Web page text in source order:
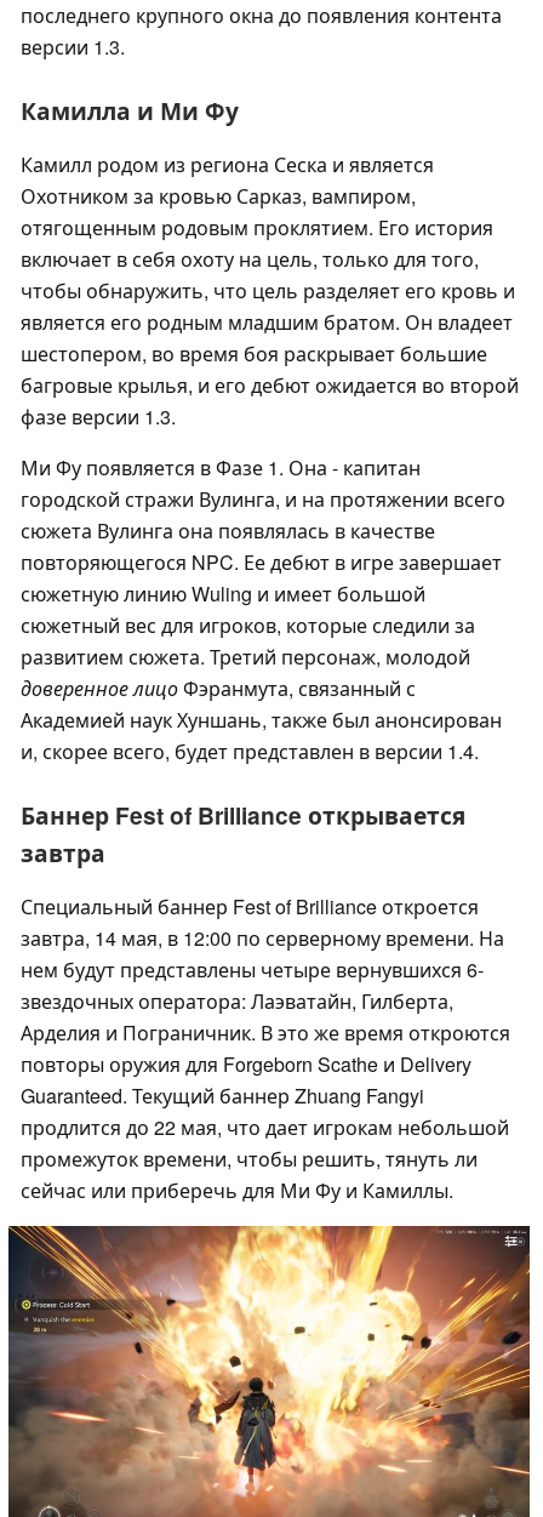
последнего крупного окна до появления контента
версии 1.3.
Камилла и Ми Фу
Камилл родом из региона Сеска и является
Охотником за кровью Сарказ, вампиром,
отягощенным родовым проклятием. Его история
включает в себя охоту на цель, только для того,
чтобы обнаружить, что цель разделяет его кровь и
является его родным младшим братом. Он владеет
шестопером, во время боя раскрывает большие
багровые крылья, и его дебют ожидается во второй
фазе версии 1.3.
Ми Фу появляется в Фазе 1. Она - капитан
городской стражи Вулинга, и на протяжении всего
сюжета Вулинга она появлялась в качестве
повторяющегося NPC. Ее дебют в игре завершает
сюжетную линию Wuling и имеет большой
сюжетный вес для игроков, которые следили за
развитием сюжета. Третий персонаж, молодой
доверенное лицоФэранмута, связанный с
Академией наук Хуншань, также был анонсирован
и, скорее всего, будет представлен в версии 1.4.
Баннер Fest of Brilliance открывается
завтра
Специальный баннер Fest of Brilliance откроется
завтра, 14 мая, в 12:00 по серверному времени. На
нем будут представлены четыре вернувшихся 6-
звездочных оператора: Лаэватайн, Гилберта,
Арделия и Пограничник. В это же время откроются
повторы оружия для Forgeborn Scathe и Delivery
Guaranteed. Текущий баннер Zhuang Fangyi
продлится до 22 мая, что дает игрокам небольшой
промежуток времени, чтобы решить, тянуть ли
сейчас или приберечь для Ми Фу и Камиллы.